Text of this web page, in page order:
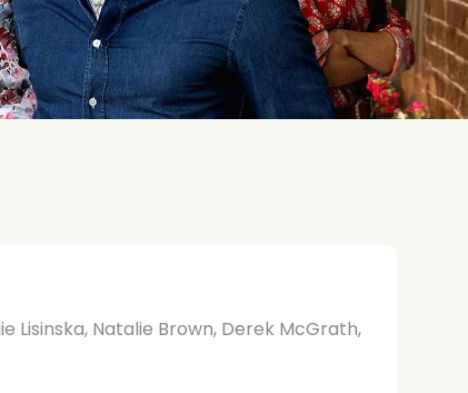
Lisinska, Natalie Brown, Derek McGrath,